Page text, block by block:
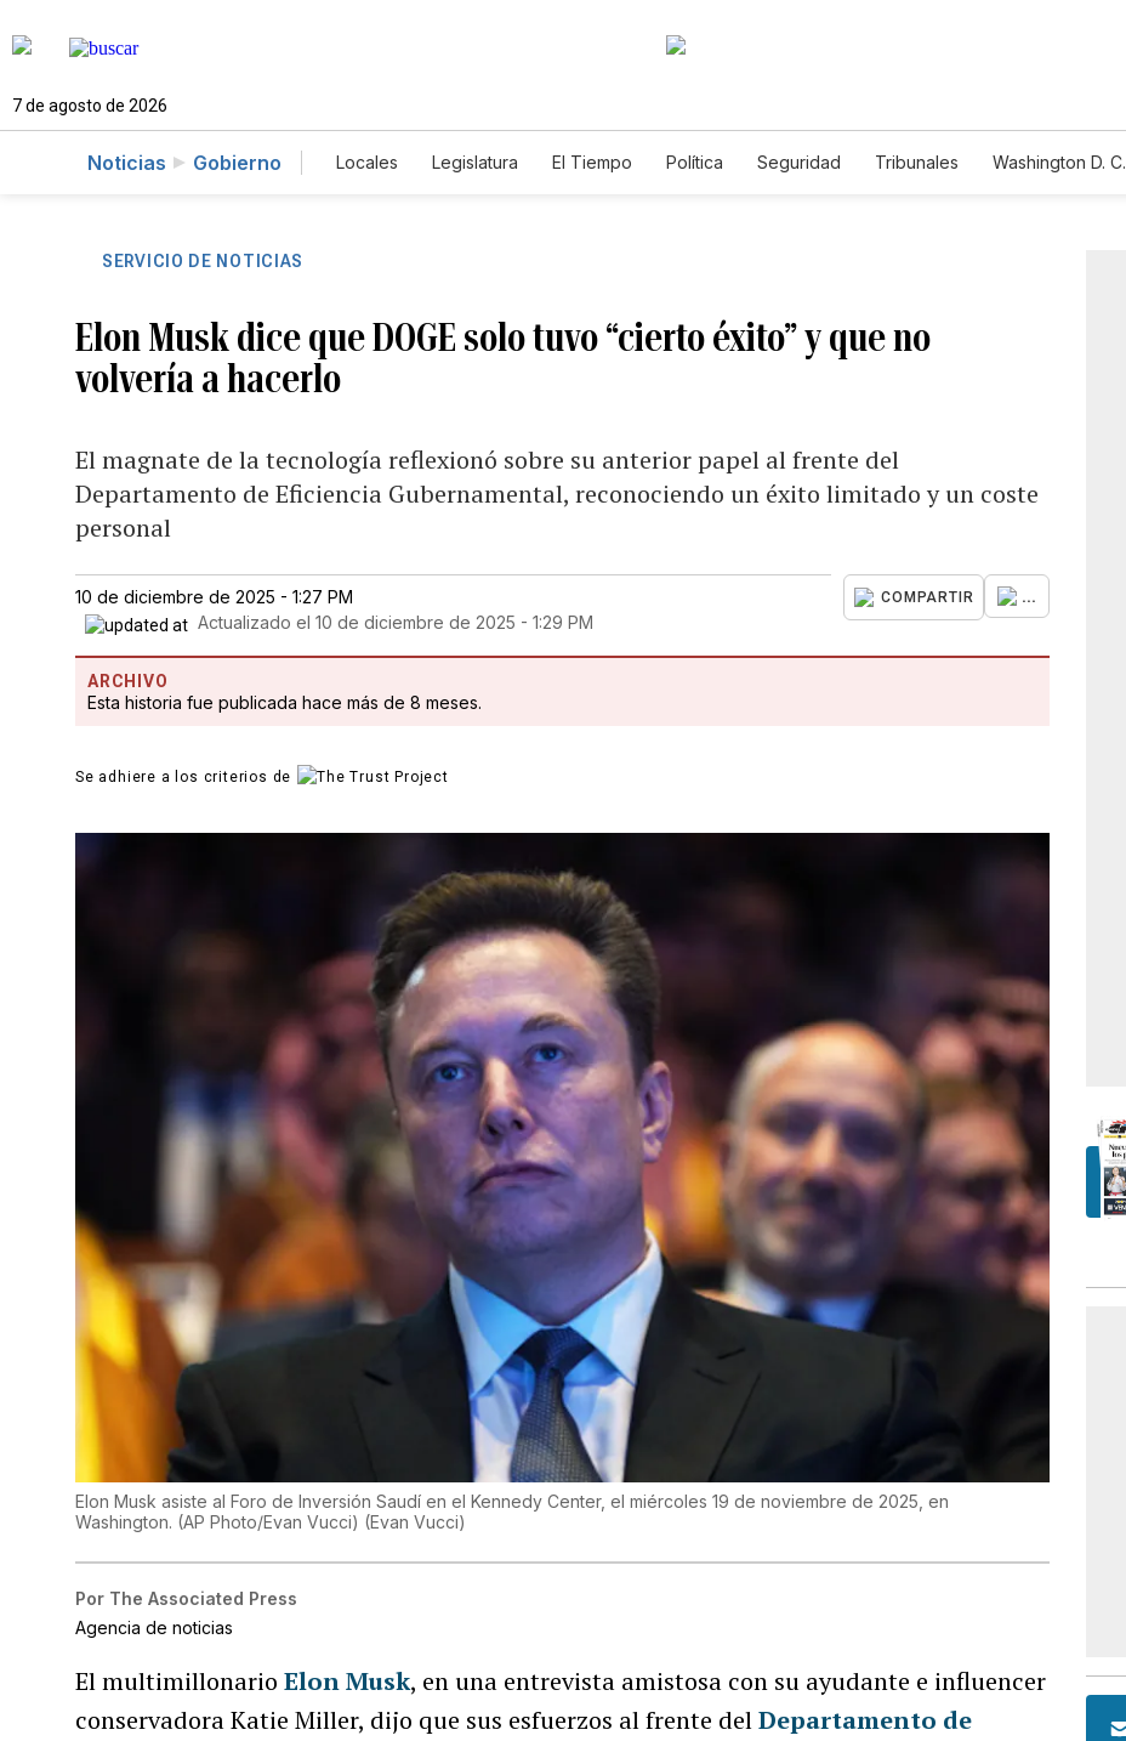
7 de agosto de 2026
Noticias Gobierno Locales Legislatura El Tiempo Política Seguridad Tribunales Washington D. C.
SERVICIO DE NOTICIAS
Elon Musk dice que DOGE solo tuvo “cierto éxito” y que no
volvería a hacerlo
El magnate de la tecnología reflexionó sobre su anterior papel al frente del
Departamento de Eficiencia Gubernamental, reconociendo un éxito limitado y un coste
personal
10 de diciembre de 2025 - 1:27 PM
Actualizado el10 de diciembre de 2025 - 1:29 PM
COMPARTIR ...
ARCHIVO
Esta historia fue publicada hace más de 8 meses.
Se adhiere a los criterios de
Elon Musk asiste al Foro de Inversión Saudí en el Kennedy Center, el miércoles 19 de noviembre de 2025, en
Washington. (AP Photo/Evan Vucci) (Evan Vucci)
Por The Associated Press
Agencia de noticias
El multimillonarioElon Musk, en una entrevista amistosa con su ayudante e influencer
conservadora Katie Miller, dijo que sus esfuerzos al frente delDepartamento de